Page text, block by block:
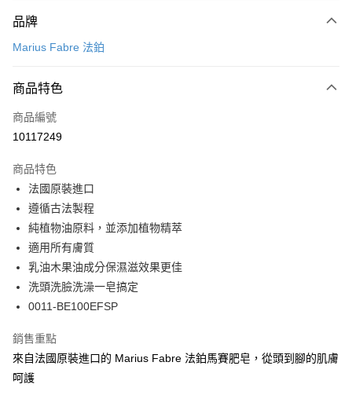
台灣樂天信用卡公司
玉山商業銀行
台灣樂天信用卡公司
相關說明
1.本服務由台灣大哥大提供，台灣大哥大用戶可立即使用無須另外申請。
2.付款方式選擇「大哥付你分期」，訂單成立後會自動跳轉到大哥付的交易
3.實際核准額度、可分期數及費用金額請依後續交易確認頁面所載為準。
4.訂單成立30分鐘內，如未前往確認交易或遇審核未通過，訂單將自動取
消。如遇「轉專審核」未通過狀況，表示未達大哥付你分期系統評分，恕無
法說明評估內容。
【繳款方式說明】
1.分期款項不併入電信帳單，「大哥付你分期」於每月結算日後寄送繳費提
2.透過簡訊連結打開帳單後，可選擇「超商條碼／台灣大直營門市／銀行轉
帳／街口支付／iPASS MONEY」等通路繳費。
用戶於交易時，得透過本服務購買商品或服務，並由商店將買賣／分期付款
買賣價金債權讓與本公司後，依約使用本公司帳單繳交帳款。
2.基於同意付款使用「大哥付你分期」之契約關係目的，商店將以您的個人
資料（包含姓名、電話或地址）提供予台灣大哥大進項蒐集、處理及利用，
ATM付款
貨到付款
運送方式
7-11取貨(快速到店)
每筆NT$100，滿NT$1,000(含以上)免運費
每筆NT$80，滿NT$490(含以上)免運費
離島郵局
付款後門市自取
免運費
品牌
Marius Fabre 法鉑
商品特色
商品編號
10117249
商品特色
法國原裝進口
遵循古法製程
純植物油原料，並添加植物精萃
適用所有膚質
乳油木果油成分保濕滋效果更佳
洗頭洗臉洗澡一皂搞定
0011-BE100EFSP
銷售重點
來自法國原裝進口的 Marius Fabre 法鉑馬賽肥皂，從頭到腳的肌膚
呵護